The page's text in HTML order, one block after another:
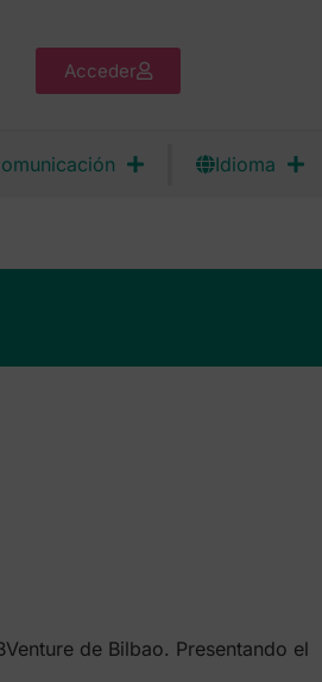
Acceder
Idioma
de Bilbao. Presentando el